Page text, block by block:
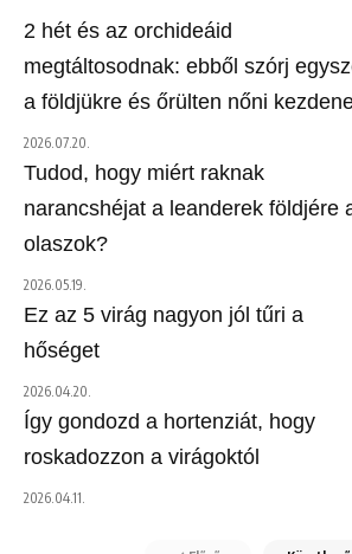
2 hét és az orchideáid
megtáltosodnak: ebből szórj
a földjükre és őrülten nőni
2026.07.20.
Tudod, hogy miért raknak
narancshéjat a leanderek földjére
olaszok?
2026.05.19.
Ez az 5 virág nagyon jól tűri a
hőséget
2026.04.20.
Így gondozd a hortenziát, hogy
roskadozzon a virágoktól
2026.04.11.